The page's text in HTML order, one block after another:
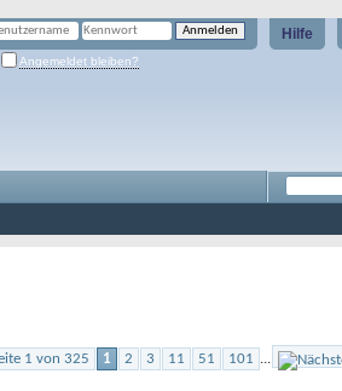
Hilfe
Angemeldet bleiben?
1 von 325 1 2 3 11 51 101 ...